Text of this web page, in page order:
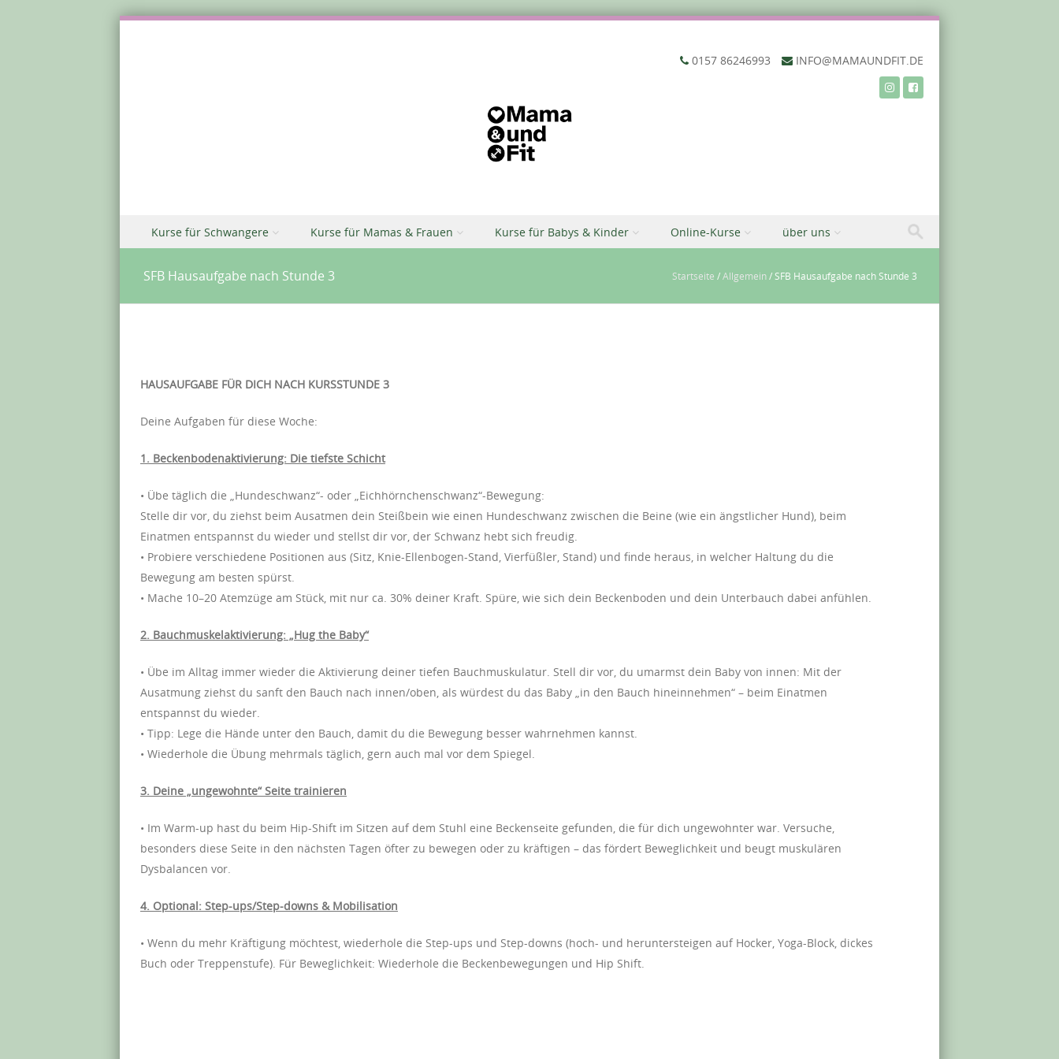
‭0157 86246993‬ INFO@MAMAUNDFIT.DE
Menü
Zu Inhalt springen
Kurse für Schwangere Kurse für Mamas & Frauen Kurse für Babys & Kinder Online-Kurse über uns
SFB Hausaufgabe nach Stunde 3 Startseite /Allgemein/ SFB Hausaufgabe nach Stunde 3
HAUSAUFGABE FÜR DICH NACH KURSSTUNDE 3
Deine Aufgaben für diese Woche:
1. Beckenbodenaktivierung: Die tiefste Schicht
• Übe täglich die „Hundeschwanz“- oder „Eichhörnchenschwanz“-Bewegung:
Stelle dir vor, du ziehst beim Ausatmen dein Steißbein wie einen Hundeschwanz zwischen die Beine (wie ein ängstlicher Hund), beim
Einatmen entspannst du wieder und stellst dir vor, der Schwanz hebt sich freudig.
• Probiere verschiedene Positionen aus (Sitz, Knie-Ellenbogen-Stand, Vierfüßler, Stand) und finde heraus, in welcher Haltung du die
Bewegung am besten spürst.
• Mache 10–20 Atemzüge am Stück, mit nur ca. 30% deiner Kraft. Spüre, wie sich dein Beckenboden und dein Unterbauch dabei anfühlen.
2. Bauchmuskelaktivierung: „Hug the Baby“
• Übe im Alltag immer wieder die Aktivierung deiner tiefen Bauchmuskulatur. Stell dir vor, du umarmst dein Baby von innen: Mit der
Ausatmung ziehst du sanft den Bauch nach innen/oben, als würdest du das Baby „in den Bauch hineinnehmen“ – beim Einatmen
entspannst du wieder.
• Tipp: Lege die Hände unter den Bauch, damit du die Bewegung besser wahrnehmen kannst.
• Wiederhole die Übung mehrmals täglich, gern auch mal vor dem Spiegel.
3. Deine „ungewohnte“ Seite trainieren
• Im Warm-up hast du beim Hip-Shift im Sitzen auf dem Stuhl eine Beckenseite gefunden, die für dich ungewohnter war. Versuche,
besonders diese Seite in den nächsten Tagen öfter zu bewegen oder zu kräftigen – das fördert Beweglichkeit und beugt muskulären
Dysbalancen vor.
4. Optional: Step-ups/Step-downs & Mobilisation
• Wenn du mehr Kräftigung möchtest, wiederhole die Step-ups und Step-downs (hoch- und heruntersteigen auf Hocker, Yoga-Block, dickes
Buch oder Treppenstufe). Für Beweglichkeit: Wiederhole die Beckenbewegungen und Hip Shift.